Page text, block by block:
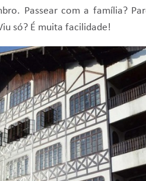
Passear com a família?
só? É muita facilidade!